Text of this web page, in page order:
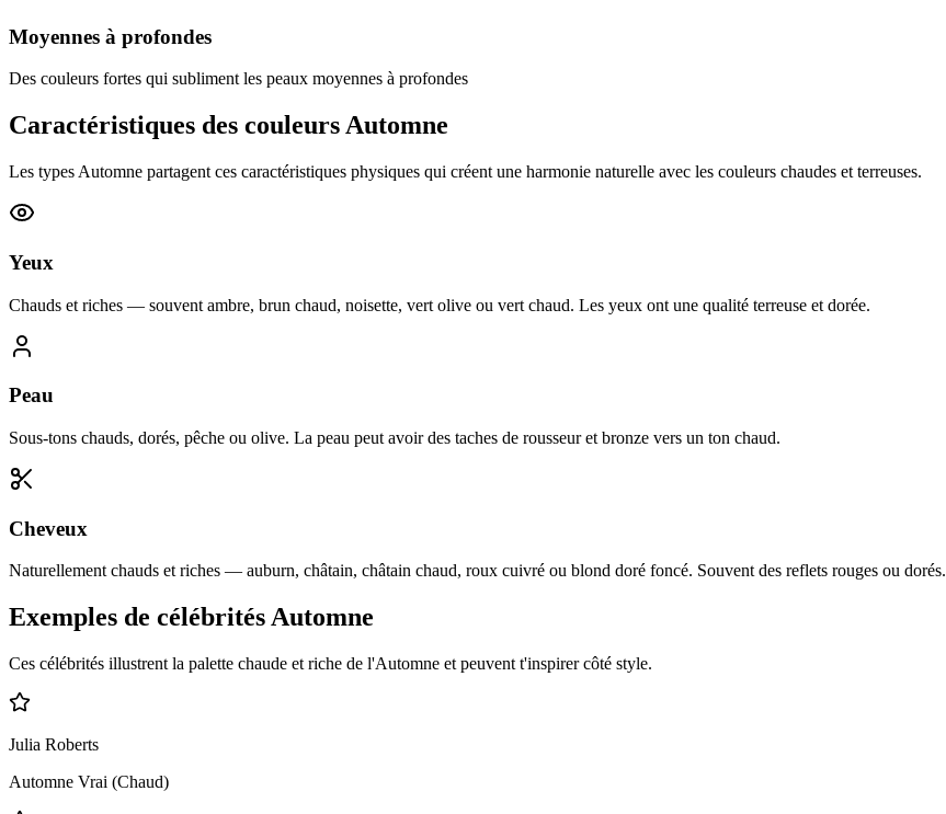
Moyennes à profondes
Des couleurs fortes qui subliment les peaux moyennes à profondes
Caractéristiques des couleurs Automne
Les types Automne partagent ces caractéristiques physiques qui créent une harmonie naturelle avec les couleurs chaudes et terreuses.
Yeux
Chauds et riches — souvent ambre, brun chaud, noisette, vert olive ou vert chaud. Les yeux ont une qualité terreuse et dorée.
Peau
Sous-tons chauds, dorés, pêche ou olive. La peau peut avoir des taches de rousseur et bronze vers un ton chaud.
Cheveux
Naturellement chauds et riches — auburn, châtain, châtain chaud, roux cuivré ou blond doré foncé. Souvent des reflets rouges ou dorés.
Exemples de célébrités Automne
Ces célébrités illustrent la palette chaude et riche de l'Automne et peuvent t'inspirer côté style.
Julia Roberts
Automne Vrai (Chaud)